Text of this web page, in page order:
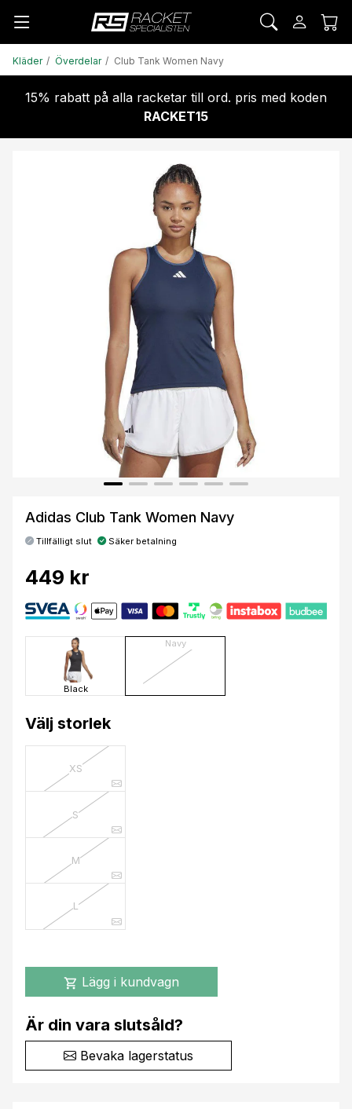
Kläder Överdelar Club Tank Women Navy
15% rabatt på alla racketar till ord. pris med koden
RACKET15
Adidas Club Tank Women Navy
Tillfälligt slut Säker betalning
449 kr
Black
Navy
Välj storlek
XS
S
M
L
shopping_cart Lägg i kundvagn
Är din vara slutsåld?
Bevaka lagerstatus